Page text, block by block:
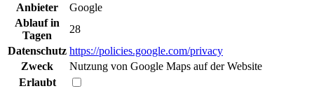
Anbieter
Google
Ablauf in
Tagen
28
Datenschutz https://policies.google.com/privacy
Zweck
Nutzung von Google Maps auf der Website
Erlaubt